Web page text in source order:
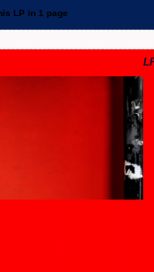
LP in 1 page